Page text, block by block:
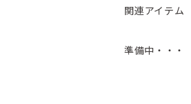
関連アイテム
準備中・・・